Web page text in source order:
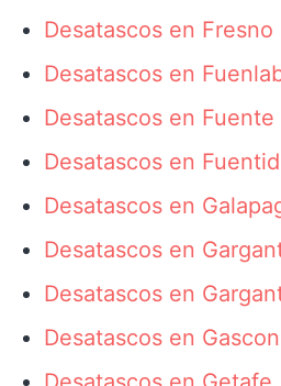
Desatascos en
Desatascos en
Desatascos en
Desatascos en
Desatascos en
Desatascos en
Desatascos en
Desatascos en